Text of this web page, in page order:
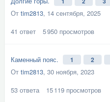
От tim2813, 14 сентября, 2025
41 ответ 5 950 просмотров
Каменный пояс. 1 2
От tim2813, 30 ноября, 2023
53 ответа 15 119 просмотров